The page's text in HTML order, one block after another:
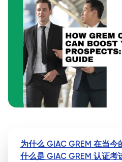
为什么 GIAC GREM 在当
什么是 GIAC GREM 认证考